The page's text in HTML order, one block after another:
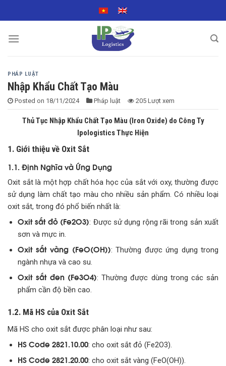
to
PHÁP LUẬT
Nhập Khẩu Chất Tạo Màu
Posted on 18/11/2024 Pháp luật 205 Lượt xem
Thủ Tục Nhập Khẩu Chất Tạo Màu (Iron Oxide) do Công Ty
Ipologistics Thực Hiện
1. Giới thiệu về Oxit Sắt
1.1. Định Nghĩa và Ứng Dụng
Oxit sắt là một hợp chất hóa học của sắt với oxy, thường được
sử dụng làm chất tạo màu cho nhiều sản phẩm. Có nhiều loại
oxit sắt, trong đó phổ biến nhất là:
Oxit sắt đỏ (Fe2O3): Được sử dụng rộng rãi trong sản xuất
sơn và mực in.
Oxit sắt vàng (FeO(OH)): Thường được ứng dụng trong
ngành nhựa và cao su.
Oxit sắt đen (Fe3O4): Thường được dùng trong các sản
phẩm cần độ bền cao.
1.2. Mã HS của Oxit Sắt
Mã HS cho oxit sắt được phân loại như sau:
HS Code 2821.10.00: cho oxit sắt đỏ (Fe2O3).
HS Code 2821.20.00: cho oxit sắt vàng (FeO(OH)).